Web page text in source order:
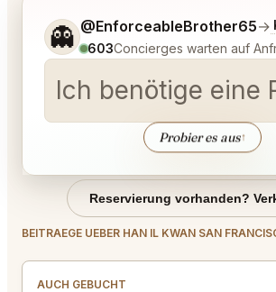
👻 @EnforceableBrother65→
603Concierges warten auf
Ich benötige eine
Probier es aus↑
Sag mir noch etwas genauer, was
Reservierung vorhanden?
BEITRAEGE UEBER HAN IL KWAN SAN
AUCH GEBUCHT